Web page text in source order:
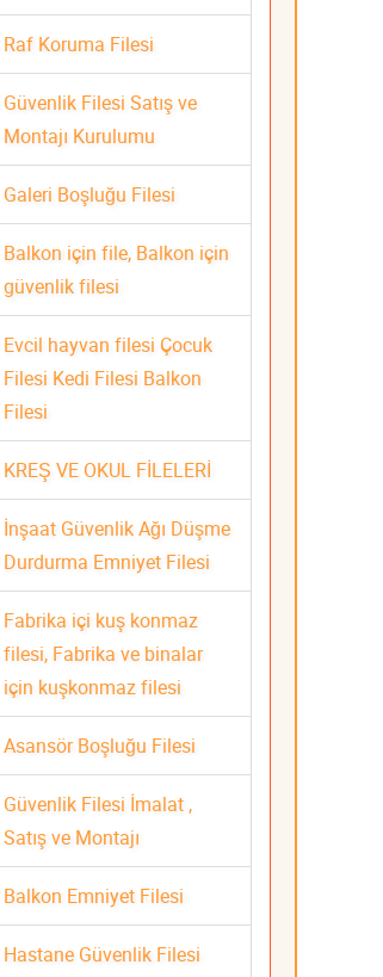
Raf Koruma Filesi
Güvenlik Filesi Satış ve
Montajı Kurulumu
Galeri Boşluğu Filesi
Balkon için file, Balkon için
güvenlik filesi
Evcil hayvan filesi Çocuk
Filesi Kedi Filesi Balkon
Filesi
KREŞ VE OKUL FİLELERİ
İnşaat Güvenlik Ağı Düşme
Durdurma Emniyet Filesi
Fabrika içi kuş konmaz
filesi, Fabrika ve binalar
için kuşkonmaz filesi
Asansör Boşluğu Filesi
Güvenlik Filesi İmalat ,
Satış ve Montajı
Balkon Emniyet Filesi
Hastane Güvenlik Filesi